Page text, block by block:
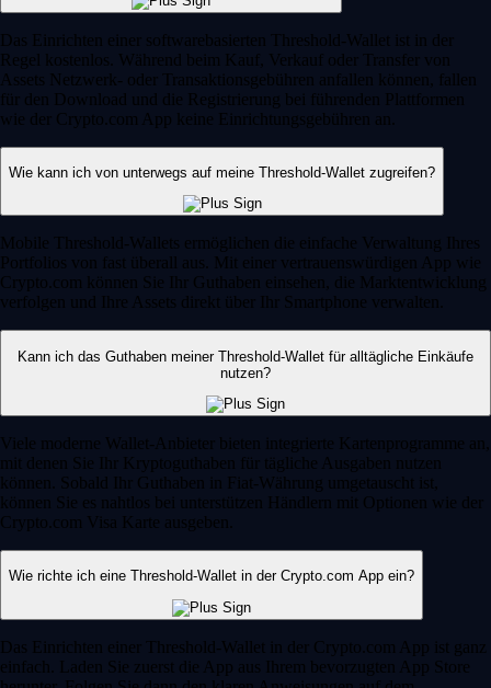
Das Einrichten einer softwarebasierten Threshold-Wallet ist in der
Regel kostenlos. Während beim Kauf, Verkauf oder Transfer von
Assets Netzwerk- oder Transaktionsgebühren anfallen können, fallen
für den Download und die Registrierung bei führenden Plattformen
wie der Crypto.com App keine Einrichtungsgebühren an.
Wie kann ich von unterwegs auf meine Threshold-Wallet zugreifen?
Mobile Threshold-Wallets ermöglichen die einfache Verwaltung Ihres
Portfolios von fast überall aus. Mit einer vertrauenswürdigen App wie
Crypto.com können Sie Ihr Guthaben einsehen, die Marktentwicklung
verfolgen und Ihre Assets direkt über Ihr Smartphone verwalten.
Kann ich das Guthaben meiner Threshold-Wallet für alltägliche Einkäufe
nutzen?
Viele moderne Wallet-Anbieter bieten integrierte Kartenprogramme an,
mit denen Sie Ihr Kryptoguthaben für tägliche Ausgaben nutzen
können. Sobald Ihr Guthaben in Fiat-Währung umgetauscht ist,
können Sie es nahtlos bei unterstützen Händlern mit Optionen wie der
Crypto.com Visa Karte ausgeben.
Wie richte ich eine Threshold-Wallet in der Crypto.com App ein?
Das Einrichten einer Threshold-Wallet in der Crypto.com App ist ganz
einfach. Laden Sie zuerst die App aus Ihrem bevorzugten App Store